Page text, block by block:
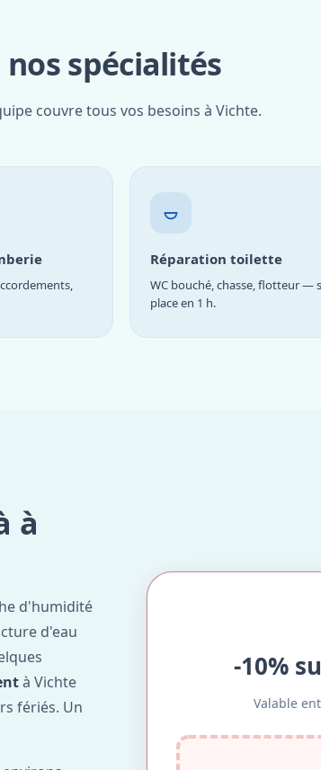
spécialités
couvre tous vos besoins à Vichte.
Réparation toilette
WC bouché, chasse, flotteur —
place en 1 h.
à
d'humidité
d'eau
à Vichte
fériés. Un
-10%
Valable